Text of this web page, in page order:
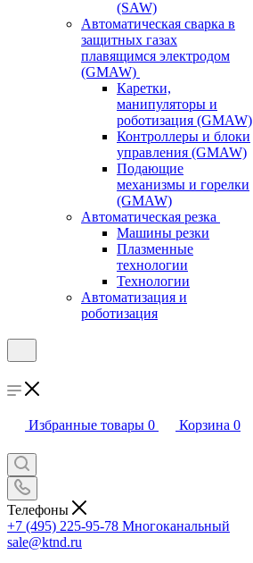
(SAW)
Автоматическая сварка в
защитных газах
плавящимся электродом
(GMAW)
Каретки,
манипуляторы и
роботизация (GMAW)
Контроллеры и блоки
управления (GMAW)
Подающие
механизмы и горелки
(GMAW)
Автоматическая резка
Машины резки
Плазменные
технологии
Технологии
Автоматизация и
роботизация
Избранные товары 0 Корзина 0
Телефоны
+7 (495) 225-95-78 Многоканальный
sale@ktnd.ru